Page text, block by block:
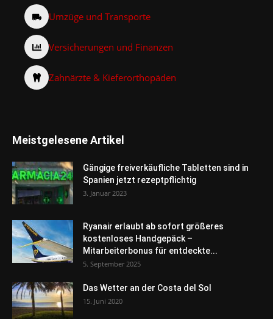
Umzüge und Transporte
Versicherungen und Finanzen
Zahnärzte & Kieferorthopäden
Meistgelesene Artikel
Gängige freiverkäufliche Tabletten sind in
Spanien jetzt rezeptpflichtig
3. Januar 2023
Ryanair erlaubt ab sofort größeres
kostenloses Handgepäck –
Mitarbeiterbonus für entdeckte...
5. September 2025
Das Wetter an der Costa del Sol
15. Juni 2020